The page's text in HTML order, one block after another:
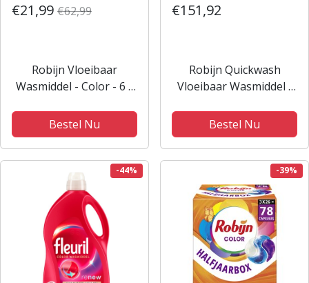
€21,99 €62,99
Robijn Vloeibaar
Wasmiddel - Color - 6 x
Bestel Nu
€151,92
Robijn Quickwash
Vloeibaar Wasmiddel -
flessen - 176
wasbeurten - voordeel
verpakking
Bestel Nu
-44% -39%